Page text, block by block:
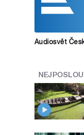
Audiosvět